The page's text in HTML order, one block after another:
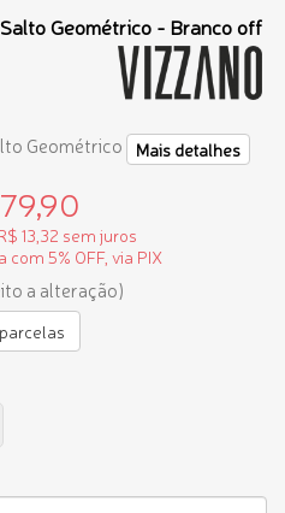
Geométrico - Branco off
Geométrico Mais detalhes
13,32 sem juros
com 5% OFF, via PIX
a alteração)